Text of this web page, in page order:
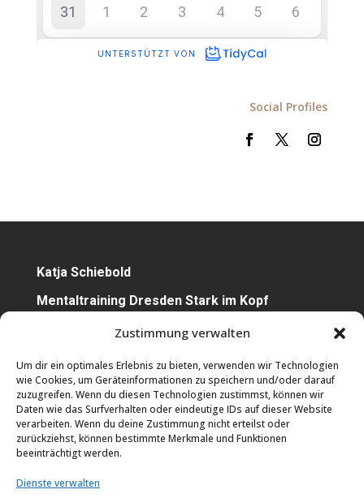
Zustimmung verwalten
Um dir ein optimales Erlebnis zu bieten, verwenden wir Technologien
wie Cookies, um Geräteinformationen zu speichern und/oder darauf
zuzugreifen. Wenn du diesen Technologien zustimmst, können wir
Daten wie das Surfverhalten oder eindeutige IDs auf dieser Website
verarbeiten. Wenn du deine Zustimmung nicht erteilst oder
zurückziehst, können bestimmte Merkmale und Funktionen
beeinträchtigt werden.
Dienste verwalten
Social Profiles
Katja Schiebold
Mentaltraining Dresden Stark im Kopf
Termin Buchen
0152 22638399
katja.schiebold@sportmindset.de
Kundenstimmen